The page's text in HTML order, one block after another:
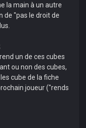
la main à un autre
de "pas le droit de
un de ces cubes
ou non des cubes,
cube de la fiche
joueur ("rends